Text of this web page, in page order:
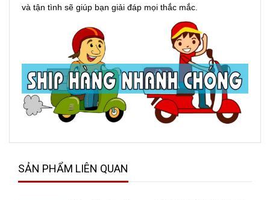
và tận tình sẽ giúp bạn giải đáp mọi thắc mắc.
SẢN PHẨM LIÊN QUAN